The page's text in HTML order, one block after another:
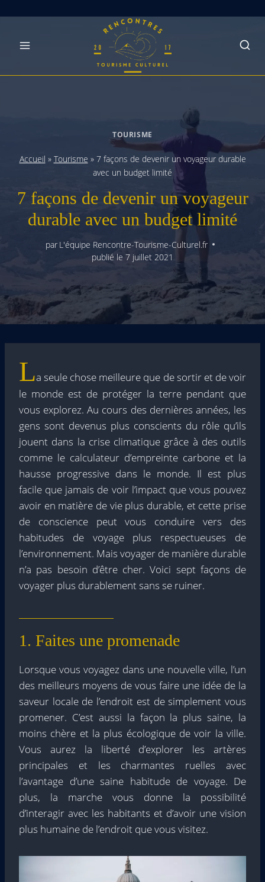
TOURISME
Accueil » Tourisme » 7 façons de devenir un voyageur durable
avec un budget limité
7 façons de devenir un voyageur
durable avec un budget limité
par L'équipe Rencontre-Tourisme-Culturel.fr
publié le 7 juillet 2021
La seule chose meilleure que de sortir et de voir
le monde est de protéger la terre pendant que
vous explorez. Au cours des dernières années, les
gens sont devenus plus conscients du rôle qu’ils
jouent dans la crise climatique grâce à des outils
comme le calculateur d’empreinte carbone et la
hausse progressive dans le monde. Il est plus
facile que jamais de voir l’impact que vous pouvez
avoir en matière de vie plus durable, et cette prise
de conscience peut vous conduire vers des
habitudes de voyage plus respectueuses de
l’environnement. Mais voyager de manière durable
n’a pas besoin d’être cher. Voici sept façons de
voyager plus durablement sans se ruiner.
1. Faites une promenade
Lorsque vous voyagez dans une nouvelle ville, l’un
des meilleurs moyens de vous faire une idée de la
saveur locale de l’endroit est de simplement vous
promener. C’est aussi la façon la plus saine, la
moins chère et la plus écologique de voir la ville.
Vous aurez la liberté d’explorer les artères
principales et les charmantes ruelles avec
l’avantage d’une saine habitude de voyage. De
plus, la marche vous donne la possibilité
d’interagir avec les habitants et d’avoir une vision
plus humaine de l’endroit que vous visitez.